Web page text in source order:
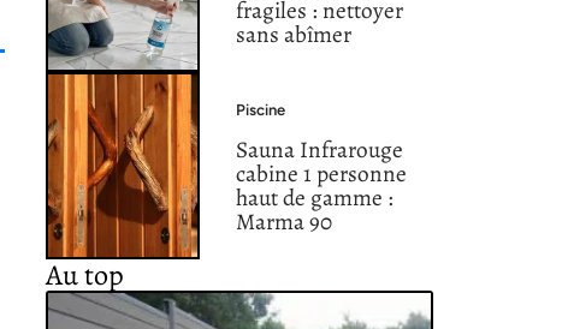
fragiles : nettoyer
sans abîmer
Piscine
Sauna Infrarouge
cabine 1 personne
haut de gamme :
Marma 90
Au top